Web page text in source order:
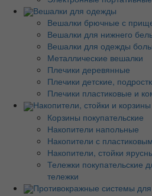
Вешалки для одежды
Вешалки брючные с
Вешалки для нижнего
Вешалки для одежды
Металлические вешалки
Плечики деревянные
Плечики детские,
Плечики пластиковые и
Накопители, стойки и
Корзины покупательские
Накопители напольные
Накопители с
Накопители, стойки
Тележки покупательские
тележки
Противокражные системы